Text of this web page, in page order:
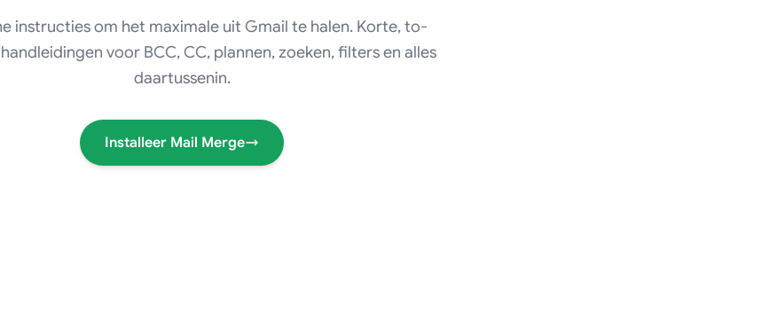
instructies om het maximale uit Gmail te halen. Korte, to-
voor BCC, CC, plannen, zoeken, filters en alles
daartussenin.
Installeer Mail Merge